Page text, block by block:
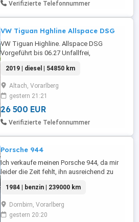
Verifizierte Telefonnummer
VW Tiguan Hghline Allspace DSG
VW Tiguan Highline. Allspace DSG
Vorgeführt bis 06.27 Unfallfrei,
Zustand ! Anhängerkupplung, elektrisch
schwenkbar Audio-Navigationssystem
Discover Pro inkl. Streaming & Internet
(Touchscreen, Bluetooth, USB) LM-Felgen
18Zoll 235x55x18 Sommerreifen LM
Felgen 17Zoll ...
2019 | diesel | 54850 km
Altach, Vorarlberg
gestern 21:21
26 500 EUR
Verifizierte Telefonnummer
Porsche 944
Ich verkaufe meinen Porsche 944, da mir
leider die Zeit fehlt, ihn ausreichend zu
seinem Alter entsprechenden, gepflegten
Zustand mit üblichen Gebrauchsspuren
und ist technisch voll fahrbereit. Eckdaten:
* Pickerl frisch im Mai gemacht, gültig bis
1984 | benzin | 239000 km
Dornbirn, Vorarlberg
gestern 20:20